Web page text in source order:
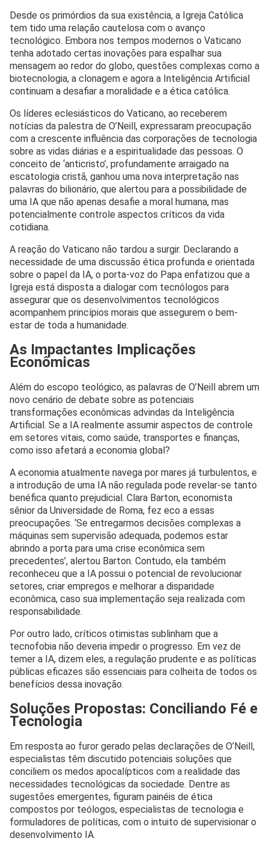
Desde os primórdios da sua existência, a Igreja Católica
tem tido uma relação cautelosa com o avanço
tecnológico. Embora nos tempos modernos o Vaticano
tenha adotado certas inovações para espalhar sua
mensagem ao redor do globo, questões complexas como a
biotecnologia, a clonagem e agora a Inteligência Artificial
continuam a desafiar a moralidade e a ética católica.
Os líderes eclesiásticos do Vaticano, ao receberem
notícias da palestra de O’Neill, expressaram preocupação
com a crescente influência das corporações de tecnologia
sobre as vidas diárias e a espiritualidade das pessoas. O
conceito de ‘anticristo’, profundamente arraigado na
escatologia cristã, ganhou uma nova interpretação nas
palavras do bilionário, que alertou para a possibilidade de
uma IA que não apenas desafie a moral humana, mas
potencialmente controle aspectos críticos da vida
cotidiana.
A reação do Vaticano não tardou a surgir. Declarando a
necessidade de uma discussão ética profunda e orientada
sobre o papel da IA, o porta-voz do Papa enfatizou que a
Igreja está disposta a dialogar com tecnólogos para
assegurar que os desenvolvimentos tecnológicos
acompanhem princípios morais que assegurem o bem-
estar de toda a humanidade.
As Impactantes Implicações
Econômicas
Além do escopo teológico, as palavras de O’Neill abrem um
novo cenário de debate sobre as potenciais
transformações econômicas advindas da Inteligência
Artificial. Se a IA realmente assumir aspectos de controle
em setores vitais, como saúde, transportes e finanças,
como isso afetará a economia global?
A economia atualmente navega por mares já turbulentos, e
a introdução de uma IA não regulada pode revelar-se tanto
benéfica quanto prejudicial. Clara Barton, economista
sênior da Universidade de Roma, fez eco a essas
preocupações. ‘Se entregarmos decisões complexas a
máquinas sem supervisão adequada, podemos estar
abrindo a porta para uma crise econômica sem
precedentes’, alertou Barton. Contudo, ela também
reconheceu que a IA possui o potencial de revolucionar
setores, criar empregos e melhorar a disparidade
econômica, caso sua implementação seja realizada com
responsabilidade.
Por outro lado, críticos otimistas sublinham que a
tecnofobia não deveria impedir o progresso. Em vez de
temer a IA, dizem eles, a regulação prudente e as políticas
públicas eficazes são essenciais para colheita de todos os
benefícios dessa inovação.
Soluções Propostas: Conciliando Fé e
Tecnologia
Em resposta ao furor gerado pelas declarações de O’Neill,
especialistas têm discutido potenciais soluções que
conciliem os medos apocalípticos com a realidade das
necessidades tecnológicas da sociedade. Dentre as
sugestões emergentes, figuram painéis de ética
compostos por teólogos, especialistas de tecnologia e
formuladores de políticas, com o intuito de supervisionar o
desenvolvimento IA.